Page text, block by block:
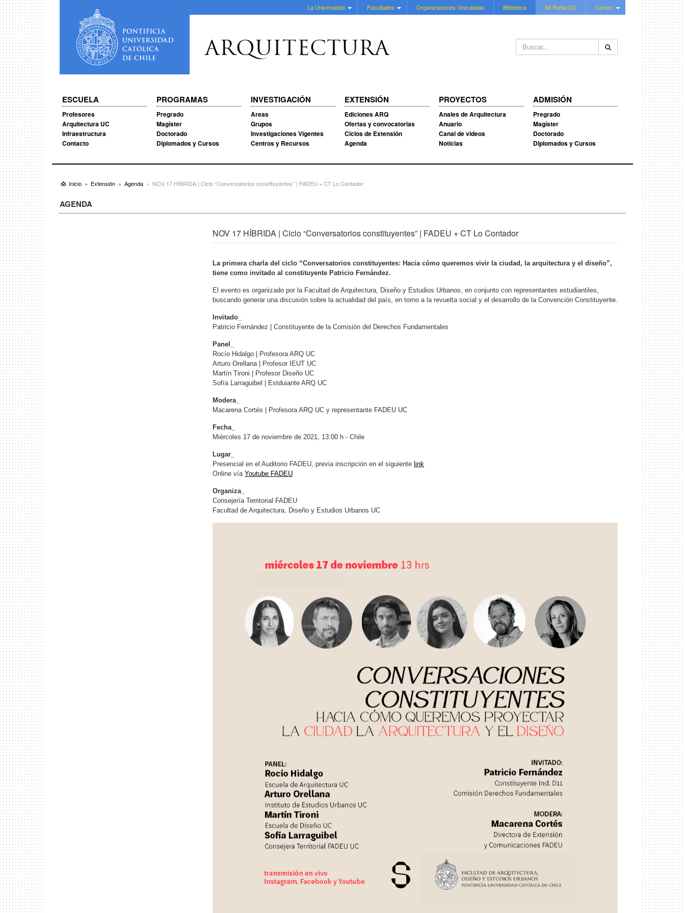
La Universidad Facultades Organizaciones Vinculadas Biblioteca Mi Portal UC Correo
Buscar...
ARQUITECTURA
ESCUELA
Profesores
Arquitectura UC
Infraestructura
Contacto
PROGRAMAS
Pregrado
Magíster
Doctorado
Diplomados y Cursos
INVESTIGACIÓN
Areas
Grupos
Investigaciones Vigentes
Centros y Recursos
EXTENSIÓN
Ediciones ARQ
Ofertas y convocatorias
Ciclos de Extensión
Agenda
PROYECTOS
Anales de Arquitectura
Anuario
Canal de videos
Noticias
ADMISIÓN
Pregrado
Magíster
Doctorado
Diplomados y Cursos
Inicio Extensión Agenda NOV 17 HÍBRIDA | Ciclo “Conversatorios constituyentes” | FADEU + CT Lo Contador
AGENDA
NOV 17 HÍBRIDA | Ciclo “Conversatorios constituyentes” | FADEU + CT Lo Contador
La primera charla del ciclo “Conversatorios constituyentes: Hacia cómo queremos vivir la ciudad, la arquitectura y el diseño”,
tiene como invitado al constituyente Patricio Fernández.
El evento es organizado por la Facultad de Arquitectura, Diseño y Estudios Urbanos, en conjunto con representantes estudiantiles,
buscando generar una discusión sobre la actualidad del país, en torno a la revuelta social y el desarrollo de la Convención Constituyente.
Invitado_
Patricio Fernández | Constituyente de la Comisión del Derechos Fundamentales
Panel_
Rocío Hidalgo | Profesora ARQ UC
Arturo Orellana | Profesor IEUT UC
Martín Tironi | Profesor Diseño UC
Sofía Larraguibel | Estduiante ARQ UC
Modera_
Macarena Cortés | Profesora ARQ UC y representante FADEU UC
Fecha_
Miércoles 17 de noviembre de 2021, 13:00 h - Chile
Lugar_
Presencial en el Auditorio FADEU, previa inscripción en el siguiente link
Online vía Youtube FADEU
Organiza_
Consejería Territorial FADEU
Facultad de Arquitectura, Diseño y Estudios Urbanos UC